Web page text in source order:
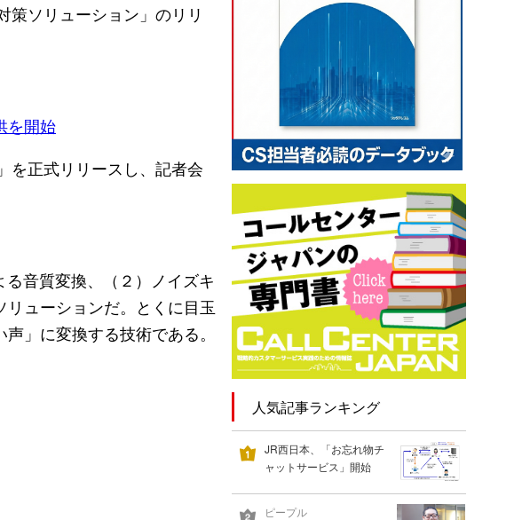
策ソリューション」のリリ
を開始
を正式リリースし、記者会
音質変換、（２）ノイズキ
ューションだ。とくに目玉
」に変換する技術である。
人気記事ランキング
JR西日本、「お忘れ物チ
ャットサービス」開始
ピープル